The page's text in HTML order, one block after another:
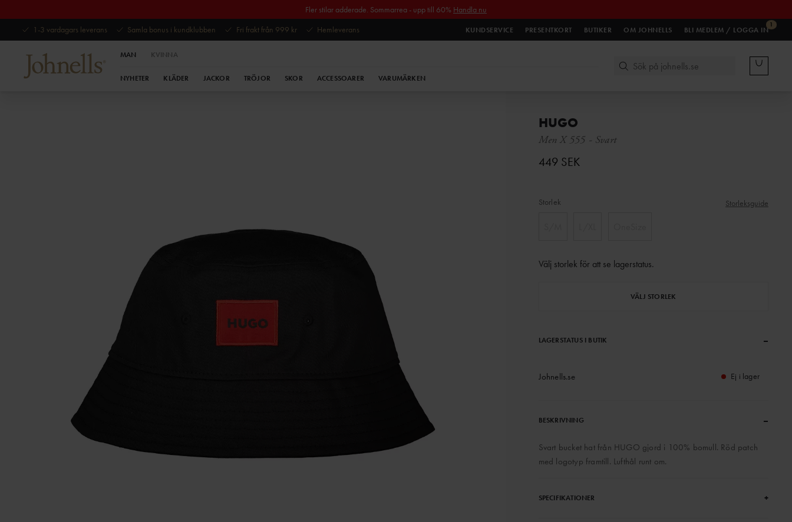
Fler stilar adderade. Sommarrea - upp till 60% Handla nu
1-3 vardagars leverans
Samla bonus i kundklubben Fri frakt från 999 kr Hemleverans KUNDSERVICE PRESENTKORT BUTIKER OM JOHNELLS
1
BLI MEDLEM / LOGGA IN
MAN KVINNA
NYHETER KLÄDER JACKOR TRÖJOR SKOR ACCESSOARER VARUMÄRKEN
HUGO
Men X 555 - Svart
449 SEK
Storlek Storleksguide
Välj storlek för att se lagerstatus.
VÄLJ STORLEK
LAGERSTATUS I BUTIK –
Johnells.se Ej i lager
BESKRIVNING –
Svart bucket hat från HUGO gjord i 100% bomull. Röd patch
med logotyp framtill. Lufthål runt om.
SPECIFIKATIONER +